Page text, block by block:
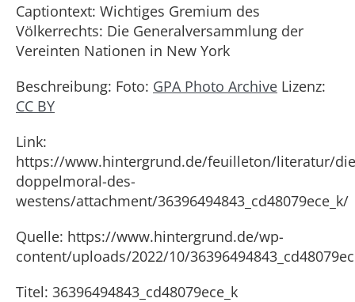
Captiontext: Wichtiges Gremium des
Völkerrechts: Die Generalversammlung der
Vereinten Nationen in New York
Beschreibung: Foto: GPA Photo Archive Lizenz:
CC BY
Link:
https://www.hintergrund.de/feuilleton/literatur/
doppelmoral-des-
westens/attachment/36396494843_cd48079ece_k/
Quelle: https://www.hintergrund.de/wp-
content/uploads/2022/10/
Titel: 36396494843_cd48079ece_k